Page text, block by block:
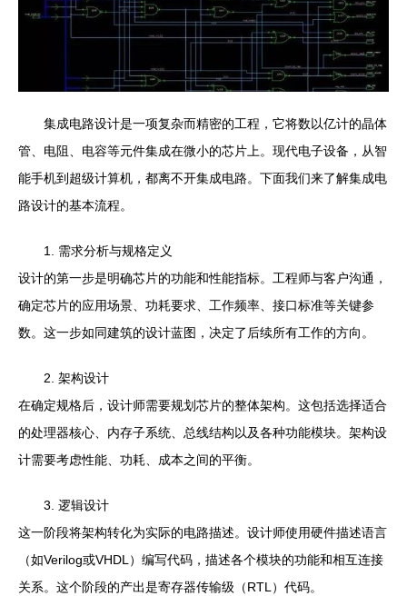
集成电路设计是一项复杂而精密的工程，它将数以亿计的晶体
管、电阻、电容等元件集成在微小的芯片上。现代电子设备，从智
能手机到超级计算机，都离不开集成电路。下面我们来了解集成电
路设计的基本流程。
1. 需求分析与规格定义
设计的第一步是明确芯片的功能和性能指标。工程师与客户沟通，
确定芯片的应用场景、功耗要求、工作频率、接口标准等关键参
数。这一步如同建筑的设计蓝图，决定了后续所有工作的方向。
2. 架构设计
在确定规格后，设计师需要规划芯片的整体架构。这包括选择适合
的处理器核心、内存子系统、总线结构以及各种功能模块。架构设
计需要考虑性能、功耗、成本之间的平衡。
3. 逻辑设计
这一阶段将架构转化为实际的电路描述。设计师使用硬件描述语言
（如Verilog或VHDL）编写代码，描述各个模块的功能和相互连接
关系。这个阶段的产出是寄存器传输级（RTL）代码。